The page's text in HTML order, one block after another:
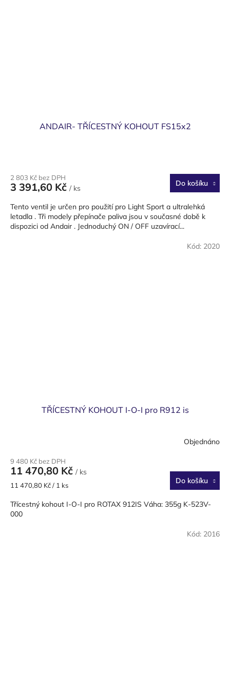
ANDAIR- TŘÍCESTNÝ KOHOUT FS15x2
produktu
je
z
5
hvězdiček.
2 803 Kč bez DPH
3 391,60 Kč / ks
Do košíku
Tento ventil je určen pro použití pro Light Sport a ultralehká
letadla . Tři modely přepínače paliva jsou v současné době k
dispozici od Andair . Jednoduchý ON / OFF uzavírací...
TŘÍCESTNÝ KOHOUT I-O-I pro R912 is
Objednáno
9 480 Kč bez DPH
11 470,80 Kč / ks
Měrná
11 470,80 Kč / 1 ks Do košíku
Třícestný kohout I-O-I pro ROTAX 912IS Váha: 355g K-523V-
000
Kód: 2020
Kód: 2016